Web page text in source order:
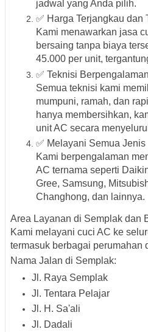
jadwal yang Anda pilih.
✅ Harga Terjangkau dan
Kami menawarkan jasa
bersaing tanpa biaya
45.000 per unit,
✅ Teknisi Berpengalaman
Semua teknisi kami
mumpuni, ramah, dan
hanya membersihkan,
unit AC secara
✅ Melayani Semua
Kami berpengalaman
AC ternama seperti
Gree, Samsung,
Changhong, dan lainnya.
Area Layanan di Semplak dan
Kami melayani cuci AC ke
termasuk berbagai perumahan
Nama Jalan di Semplak:
Jl. Raya Semplak
Jl. Tentara Pelajar
Jl. H. Sa'ali
Jl. Dadali